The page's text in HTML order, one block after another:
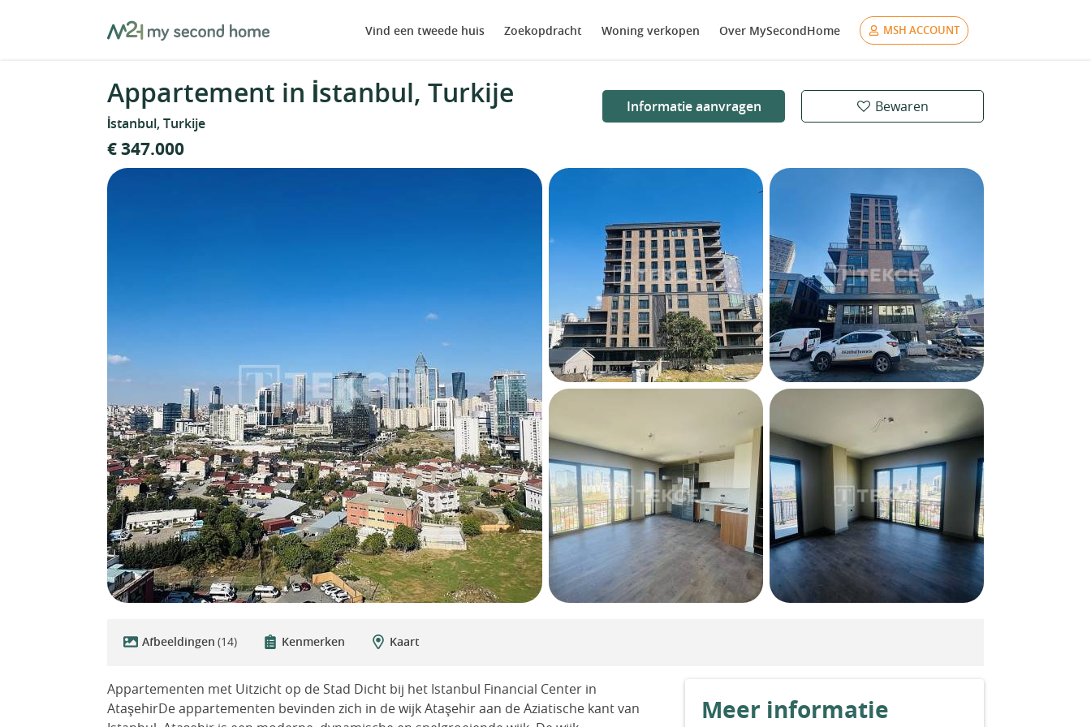
MySecondHome Vind een tweede huis Zoekopdracht Woning verkopen Over MySecondHome MSH ACCOUNT
Appartement in İstanbul, Turkije
İstanbul, Turkije
Informatie aanvragen Bewaren
€ 347.000
Afbeeldingen (14) Kenmerken Kaart
Appartementen met Uitzicht op de Stad Dicht bij het Istanbul Financial Center in
AtaşehirDe appartementen bevinden zich in de wijk Ataşehir aan de Aziatische kant van
Meer informatie